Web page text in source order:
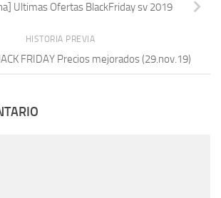
Ultimas Ofertas BlackFriday sv 2019
HISTORIA PREVIA
FRIDAY Precios mejorados (29.nov.19)